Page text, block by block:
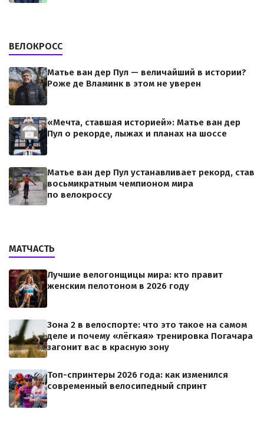
ВЕЛОКРОСС
Матье ван дер Пул — величайший в истории?
Роже де Вламинк в этом не уверен
«Мечта, ставшая историей»: Матье ван дер
Пул о рекорде, лыжах и планах на шоссе
Матье ван дер Пул устанавливает рекорд, став
восьмикратным чемпионом мира
по велокроссу
МАТЧАСТЬ
Лучшие велогонщицы мира: кто правит
женским пелотоном в 2026 году
Зона 2 в велоспорте: что это такое на самом
деле и почему «лёгкая» тренировка Погачара
загонит вас в красную зону
Топ-спринтеры 2026 года: как изменился
современный велосипедный спринт